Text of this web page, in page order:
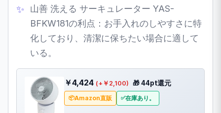
山善 洗える サーキュレーター YAS-
BFKW181の利点：お手入れのしやすさに特
化しており、清潔に保ちたい場合に適して
いる。
￥4,424 (+￥2,100) 🎁 44pt還元
Amazon直販 在庫あり。